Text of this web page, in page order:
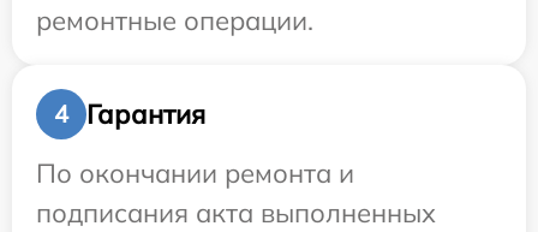
ремонтные операции.
4
Гарантия
По окончании ремонта и
подписания акта выполненных